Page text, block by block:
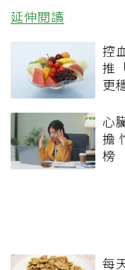
延伸閱讀
控
推
更
心
擔
榜
每